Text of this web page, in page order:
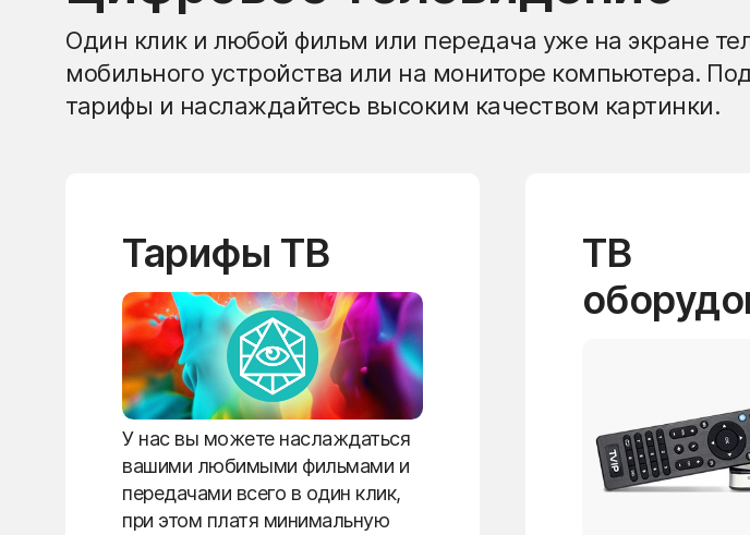
Один клик и любой фильм или передача уже на экране
мобильного устройства или на мониторе компьютера.
тарифы и наслаждайтесь высоким качеством картинки.
Тарифы ТВ
У нас вы можете наслаждаться
вашими любимыми фильмами и
передачами всего в один клик,
при этом платя минимальную
ТВ